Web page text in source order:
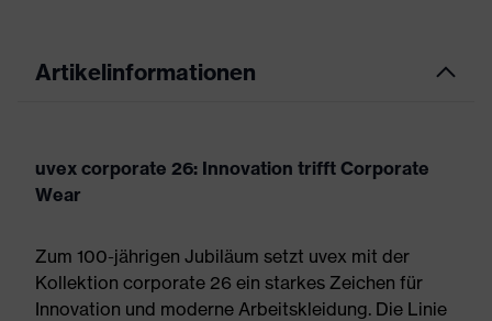
Artikelinformationen
uvex corporate 26: Innovation trifft Corporate
Wear
Zum 100-jährigen Jubiläum setzt uvex mit der
Kollektion corporate 26 ein starkes Zeichen für
Innovation und moderne Arbeitskleidung. Die Linie